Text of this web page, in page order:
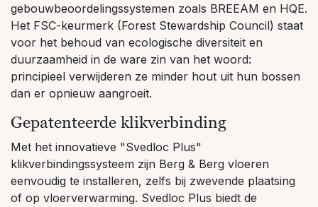
gebouwbeoordelingssystemen zoals BREEAM en HQE.
Het FSC-keurmerk (Forest Stewardship Council) staat
voor het behoud van ecologische diversiteit en
duurzaamheid in de ware zin van het woord:
principieel verwijderen ze minder hout uit hun bossen
dan er opnieuw aangroeit.
Gepatenteerde klikverbinding
Met het innovatieve "Svedloc Plus"
klikverbindingssysteem zijn Berg & Berg vloeren
eenvoudig te installeren, zelfs bij zwevende plaatsing
of op vloerverwarming. Svedloc Plus biedt de